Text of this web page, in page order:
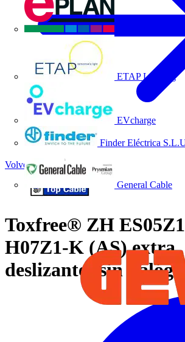
ETAP Lighting
EVcharge
Finder Eléctrica
General Cable
Volver a Noticias
Toxfree® ZH
H07Z1-K (AS) extra
deslizantes sin